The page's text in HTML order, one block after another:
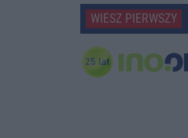
WIESZ PIERWSZY